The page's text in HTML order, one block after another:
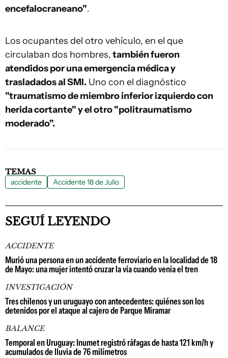
encefalocraneano".
Los ocupantes del otro vehículo, en el que
circulaban dos hombres,también fueron
atendidos por una emergencia médica y
trasladados al SMI. Uno con el diagnóstico
"traumatismo de miembro inferior izquierdo con
herida cortante" y el otro "politraumatismo
moderado".
TEMAS
accidente Accidente 18 de Julio
SEGUÍ LEYENDO
ACCIDENTE
Murió una persona en un accidente ferroviario en la localidad de 18
de Mayo: una mujer intentó cruzar la vía cuando venía el tren
INVESTIGACIÓN
Tres chilenos y un uruguayo con antecedentes: quiénes son los
detenidos por el ataque al cajero de Parque Miramar
BALANCE
Temporal en Uruguay: Inumet registró ráfagas de hasta 121 km/h y
acumulados de lluvia de 76 milímetros